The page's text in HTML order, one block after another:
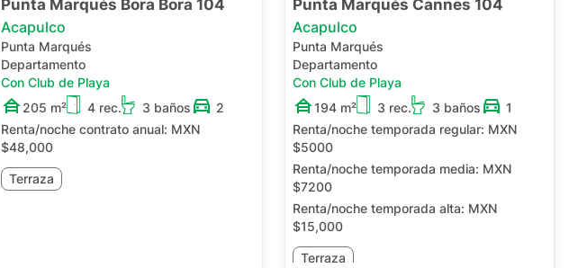
Punta Marqués Bora Bora 104
Acapulco
Punta Marqués
Departamento
Con Club de Playa
205 m²
4 rec. 3 baños
2
Renta/noche contrato anual: MXN
$48,000
Terraza
Punta Marqués Cannes 104
Acapulco
Punta Marqués
Departamento
Con Club de Playa
194 m²
3 rec. 3 baños
1
Renta/noche temporada regular: MXN
$5000
Renta/noche temporada media: MXN
$7200
Renta/noche temporada alta: MXN
$15,000
Terraza